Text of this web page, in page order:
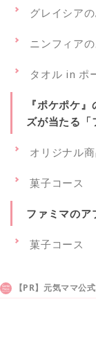
グレイシア
ニンフィア
タオル in ポ
『ポケポケ
ズが当たる「
オリジナル
菓子コース
ファミマのア
菓子コース
【PR】元気ママ公式